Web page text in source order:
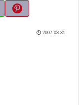
2007.03.31